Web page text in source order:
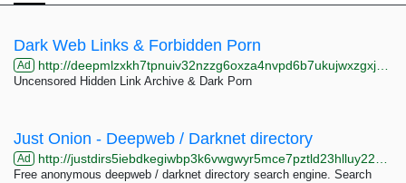
Dark Web Links & Forbidden Porn
Ad http://deepmlzxkh7tpnuiv32nzzg6oxza4nvpd6b7ukujwxzgxj2f33johuqd.onion
Uncensored Hidden Link Archive & Dark Porn
Just Onion - Deepweb / Darknet directory
Ad http://justdirs5iebdkegiwbp3k6vwgwyr5mce7pztld23hlluy22ox4r3iad.onion
Free anonymous deepweb / darknet directory search engine. Search